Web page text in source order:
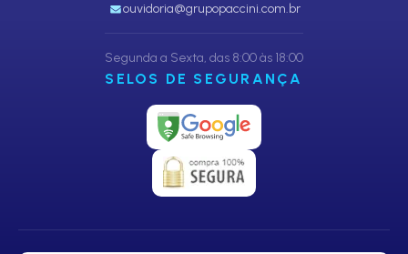
ouvidoria@grupopaccini.com.br
Segunda a Sexta, das 8:00 às 18:00
SELOS DE SEGURANÇA